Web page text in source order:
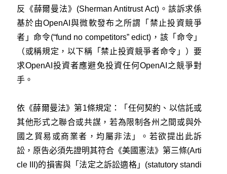
反
《薛爾曼法》(Sherman Antitrust Act) 。該訴求係
基於由OpenAI與微軟發布之所謂「禁止投資競爭
者」命令(“fund no competitors” edict)，該「命令」
（或稱規定，以下稱「禁止投資競爭者命令」）要
求OpenAI投資者應避免投資任何OpenAI之競爭對
手。
依《薛爾曼法》第1條規定：「任何契約、以信託或
其他形式之聯合或共謀，若為限制各州之間或與外
國之貿易或商業者，均屬非法」。若欲提出此訴
訟，原告必須先證明其符合《美國憲法》第三條(Arti
cle III)的損害與「法定之訴訟適格」(statutory standi